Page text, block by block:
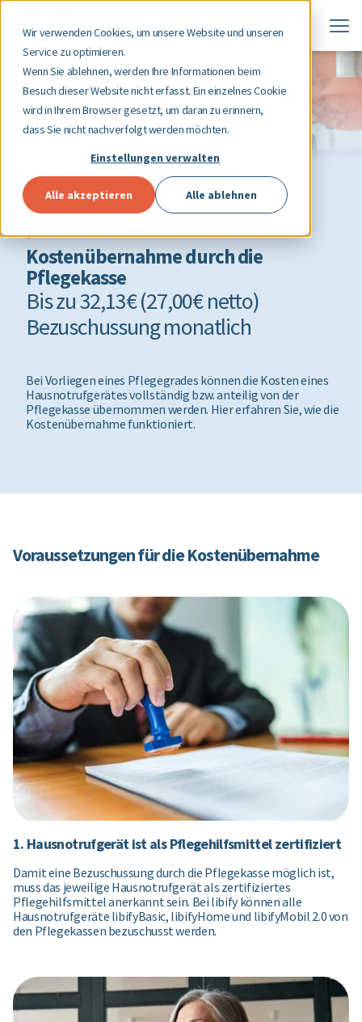
Wir verwenden Cookies, um unsere Website und unseren
Service zu optimieren.
Wenn Sie ablehnen, werden Ihre Informationen beim
Besuch dieser Website nicht erfasst. Ein einzelnes Cookie
wird in Ihrem Browser gesetzt, um daran zu erinnern,
dass Sie nicht nachverfolgt werden möchten.
Einstellungen verwalten
Alle akzeptieren Alle ablehnen
Kostenübernahme durch die
Pflegekasse
Bis zu 32,13€ (27,00€ netto)
Bezuschussung monatlich
Bei Vorliegen eines Pflegegrades können die Kosten eines
Hausnotrufgerätes vollständig bzw. anteilig von der
Pflegekasse übernommen werden. Hier erfahren Sie, wie die
Kostenübernahme funktioniert.
Voraussetzungen für die Kostenübernahme
1. Hausnotrufgerät ist als Pflegehilfsmittel zertifiziert
Damit eine Bezuschussung durch die Pflegekasse möglich ist,
muss das jeweilige Hausnotrufgerät als zertifiziertes
Pflegehilfsmittel anerkannt sein. Bei libify können alle
Hausnotrufgeräte libifyBasic, libifyHome und libifyMobil 2.0 von
den Pflegekassen bezuschusst werden.